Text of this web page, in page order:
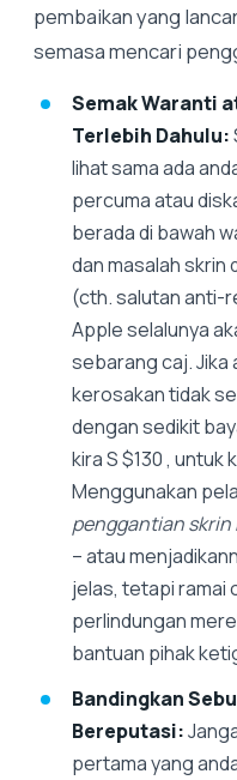
pembaikan yang
semasa mencari
Semak Waranti
Terlebih Dahulu:
lihat sama ada
percuma atau
berada di bawah
dan masalah
(cth. salutan anti-
Apple selalunya
sebarang caj. Jika
kerosakan tidak
dengan sedikit
kira S $130 ,
Menggunakan
penggantian skrin
– atau
jelas, tetapi ramai
perlindungan
bantuan pihak
Bandingkan
Bereputasi:
pertama yang